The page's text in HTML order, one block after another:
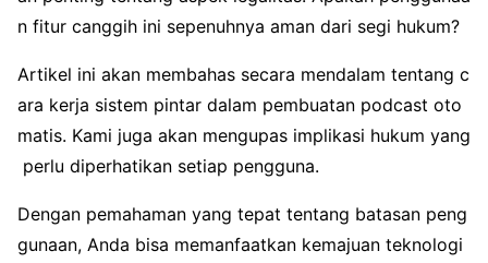
n fitur canggih ini sepenuhnya aman dari segi hukum?
Artikel ini akan membahas secara mendalam tentang c
ara kerja sistem pintar dalam pembuatan podcast oto
matis. Kami juga akan mengupas implikasi hukum yang
perlu diperhatikan setiap pengguna.
Dengan pemahaman yang tepat tentang batasan peng
gunaan, Anda bisa memanfaatkan kemajuan teknologi